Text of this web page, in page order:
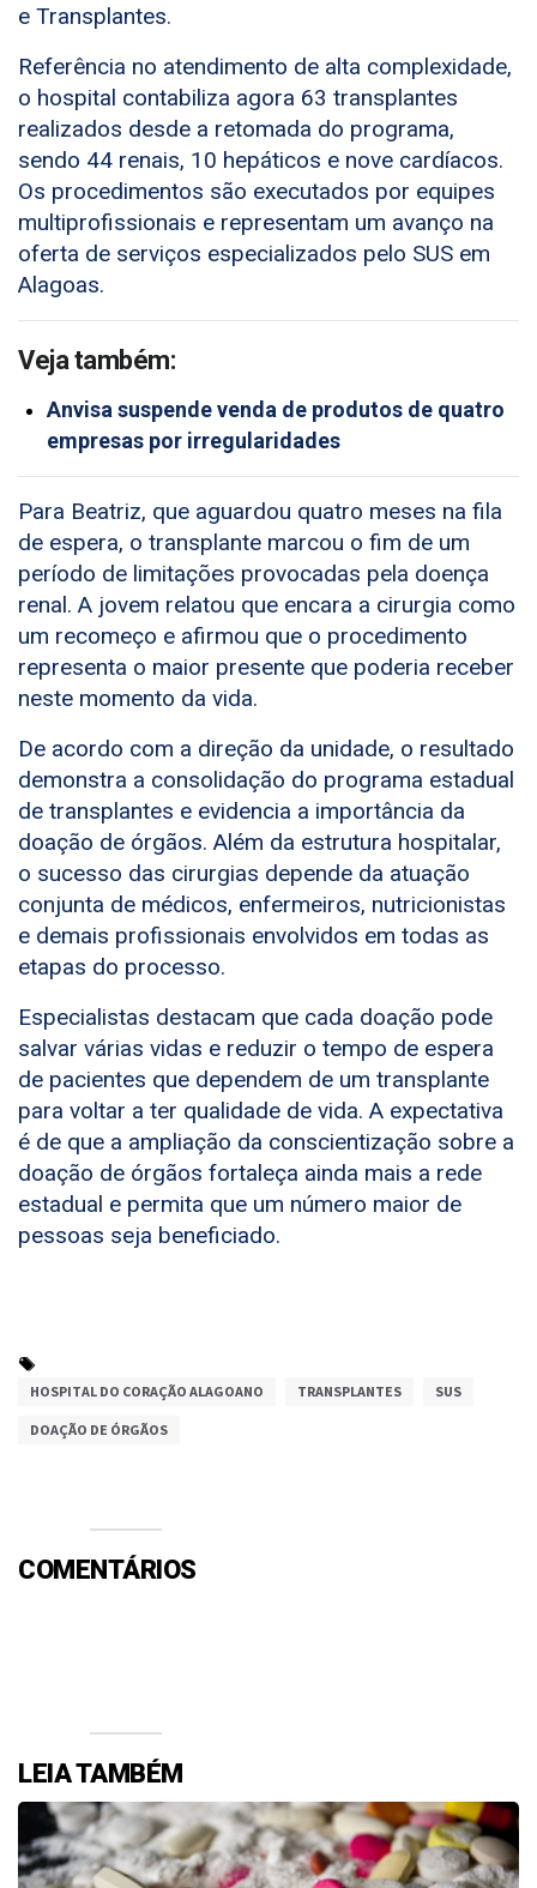
e Transplantes.
Referência no atendimento de alta complexidade,
o hospital contabiliza agora 63 transplantes
realizados desde a retomada do programa,
sendo 44 renais, 10 hepáticos e nove cardíacos.
Os procedimentos são executados por equipes
multiprofissionais e representam um avanço na
oferta de serviços especializados pelo SUS em
Alagoas.
Veja também:
Anvisa suspende venda de produtos de quatro
empresas por irregularidades
Para Beatriz, que aguardou quatro meses na fila
de espera, o transplante marcou o fim de um
período de limitações provocadas pela doença
renal. A jovem relatou que encara a cirurgia como
um recomeço e afirmou que o procedimento
representa o maior presente que poderia receber
neste momento da vida.
De acordo com a direção da unidade, o resultado
demonstra a consolidação do programa estadual
de transplantes e evidencia a importância da
doação de órgãos. Além da estrutura hospitalar,
o sucesso das cirurgias depende da atuação
conjunta de médicos, enfermeiros, nutricionistas
e demais profissionais envolvidos em todas as
etapas do processo.
Especialistas destacam que cada doação pode
salvar várias vidas e reduzir o tempo de espera
de pacientes que dependem de um transplante
para voltar a ter qualidade de vida. A expectativa
é de que a ampliação da conscientização sobre a
doação de órgãos fortaleça ainda mais a rede
estadual e permita que um número maior de
pessoas seja beneficiado.
HOSPITAL DO CORAÇÃO ALAGOANO TRANSPLANTES SUS
DOAÇÃO DE ÓRGÃOS
COMENTÁRIOS
LEIA TAMBÉM